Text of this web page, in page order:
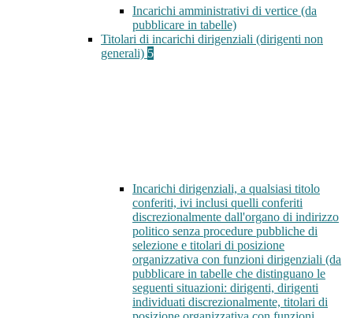
Incarichi amministrativi di vertice (da
pubblicare in tabelle)
Titolari di incarichi dirigenziali (dirigenti non
generali) 5
Incarichi dirigenziali, a qualsiasi titolo
conferiti, ivi inclusi quelli conferiti
discrezionalmente dall'organo di indirizzo
politico senza procedure pubbliche di
selezione e titolari di posizione
organizzativa con funzioni dirigenziali (da
pubblicare in tabelle che distinguano le
seguenti situazioni: dirigenti, dirigenti
individuati discrezionalmente, titolari di